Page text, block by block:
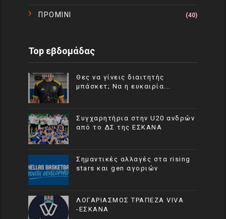
ΠΡΟΜΙΝΙ (40)
Top εβδομάδας
Θες να γίνεις διαιτητής
μπάσκετ; Να η ευκαιρία...
Συγχαρητήρια στην U20 ανδρών
από το ΔΣ της ΕΣΚΑΝΑ
Σημαντικές αλλαγές στα rising
stars και gen αγοριών
ΛΟΓΑΡΙΑΣΜΟΣ ΤΡΑΠΕΖΑ VIVA
-ΕΣΚΑΝΑ